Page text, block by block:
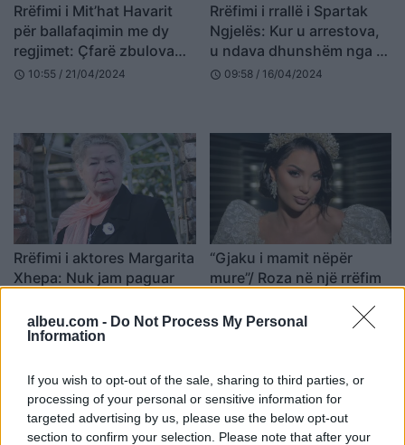
albeu.com - Do Not Process My Personal
Information
If you wish to opt-out of the sale, sharing to third parties, or
processing of your personal or sensitive information for
targeted advertising by us, please use the below opt-out
section to confirm your selection. Please note that after your
Rrëfimi i Mit’hat Havarit
për ballafaqimin me dy
regjimet: Çfarë zbulova
nga dosja e Sigurimit dhe
schedule 10:55 / 21/04/2024
Rrëfimi i rrallë i Spartak
Ngjelës: Kur u arrestova,
u ndava dhunshëm nga e
dashura…
schedule 09:58 / 16/04/2024
Rrëfimi i aktores Margarita
Xhepa: Nuk jam paguar
Komunizmit, merrja vetëm
rrogën e teatrit
09:46 / 08/04/2024
“Gjaku i mamit nëpër
mure”/ Roza në një rrëfim
(VIDEO)
schedule 08:17 / 24/03/2024